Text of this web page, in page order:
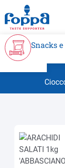
principale
Snacks